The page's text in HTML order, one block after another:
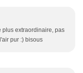
plus extraordinaire, pas
pur :) bisous